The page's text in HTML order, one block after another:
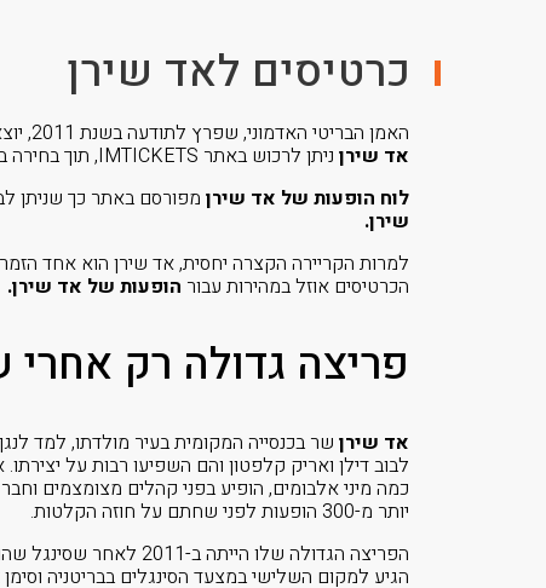
כרטיסים לאד שירן
האמן הבריטי האדמוני, שפרץ לתודעה בשנת 2011, יוצא בסיבוב הופעות שלא כדאי להחמיץ.
אד שירן ניתן לרכוש באתר IMTICKETS, תוך בחירה באיזו דרגת קרבה הם יהיו.
לוח הופעות של אד שירן מפורסם באתר כך שניתן
שירן.
למרות הקריירה הקצרה יחסית, אד שירן הוא אחד
הכרטיסים אוזל במהירות עבור הופעות של אד שירן.
פריצה גדולה רק
אד שירן שר בכנסייה המקומית בעיר מולדתו, למד
כמה מיני אלבומים, הופיע בפני קהלים מצומצמים
יותר מ-300 הופעות לפני שחתם על חוזה הקלטות.
הגיע למקום השלישי במצעד הסינגלים בבריטניה